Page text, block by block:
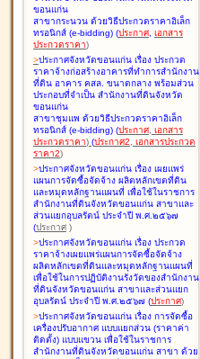
ขอนแก่น
สาขากระนวน ด้วยวิธีประกวดราคาอิเล็ก
ทรอนิกส์ (e-bidding) (ประกาศ, เอกสาร
ประกวดราคา)
>ประกาศจังหวัดขอนแก่น เรื่อง ประกวด
ราคาจ้างก่อสร้างอาคารที่ทำการสำนักงาน
ที่ดิน อาคาร คสล. ขนาดกลาง พร้อมส่วน
ประกอบที่จำเป็น สำนักงานที่ดินจังหวัด
ขอนแก่น
สาขาชุมแพ ด้วยวิธีประกวดราคาอิเล็ก
ทรอนิกส์ (e-bidding) (ประกาศ, เอกสาร
ประกวดราคา) (ประกาศ2, เอกสารประกวด
ราคา2)
>ประกาศจังหวัดขอนแก่น เรื่อง เผยแพร่
แผนการจัดซื้อจัดจ้าง ผลิตหลักเขตที่ดิน
และหมุดหลักฐานแผนที่ เพื่อใช้ในราชการ
สำนักงานที่ดินจังหวัดขอนแก่น สาขาและ
ส่วนแยกอุบลรัตน์ ประจำปี พ.ศ.๒๕๖๗
(ประกาศ )
>ประกาศจังหวัดขอนแก่น เรื่อง ประกวด
ราคาจ้างเผยแพร่แผนการจัดซื้อจัดจ้าง
ผลิตหลักเขตที่ดินและหมุดหลักฐานแผนที่
เพื่อใช้ในการปฏิบัติงานรังวัดของสำนักงาน
ที่ดินจังหวัดขอนแก่น สาขาและส่วนแยก
อุบลรัตน์ ประจำปี พ.ศ.๒๕๖๗ (ประกาศ)
>ประกาศจังหวัดขอนแก่น เรื่อง การจัดซื้อ
เครื่องปรับอากาศ แบบแยกส่วน (ราคาค่า
ติดตั้ง) แบบแขวน เพื่อใช้ในราชการ
สำนักงานที่ดินจังหวัดขอนแก่น สาขา ด้วย